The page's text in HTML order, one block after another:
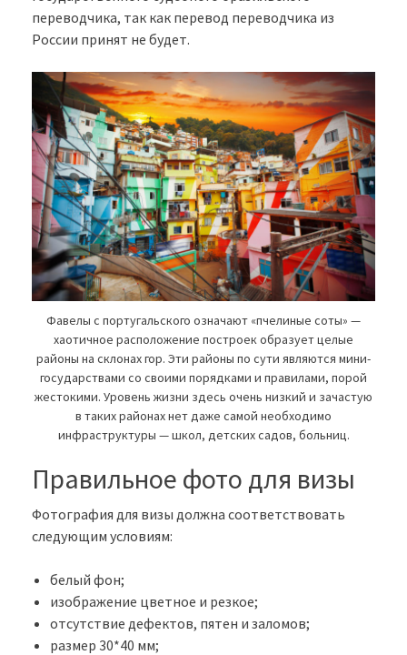
переводчика, так как перевод переводчика из
России принят не будет.
Фавелы с португальского означают «пчелиные соты» —
хаотичное расположение построек образует целые
районы на склонах гор. Эти районы по сути являются мини-
государствами со своими порядками и правилами, порой
жестокими. Уровень жизни здесь очень низкий и зачастую
в таких районах нет даже самой необходимо
инфраструктуры — школ, детских садов, больниц.
Правильное фото для визы
Фотография для визы должна соответствовать
следующим условиям:
белый фон;
изображение цветное и резкое;
отсутствие дефектов, пятен и заломов;
размер 30*40 мм;